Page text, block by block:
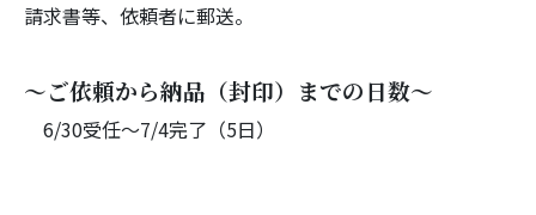
請求書等、依頼者に郵送。
～ご依頼から納品（封印）までの日数～
6/30受任～7/4完了（5日）